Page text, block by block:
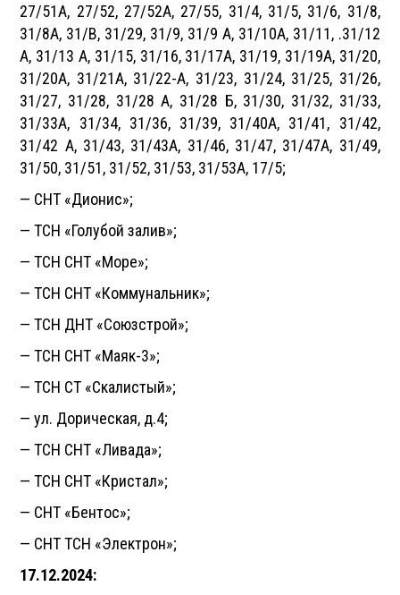
27/51А, 27/52, 27/52А, 27/55, 31/4, 31/5, 31/6, 31/8,
31/8А, 31/В, 31/29, 31/9, 31/9 А, 31/10А, 31/11, .31/12
А, 31/13 А, 31/15, 31/16, 31/17А, 31/19, 31/19А, 31/20,
31/20А, 31/21А, 31/22-А, 31/23, 31/24, 31/25, 31/26,
31/27, 31/28, 31/28 А, 31/28 Б, 31/30, 31/32, 31/33,
31/33А, 31/34, 31/36, 31/39, 31/40А, 31/41, 31/42,
31/42 А, 31/43, 31/43А, 31/46, 31/47, 31/47А, 31/49,
31/50, 31/51, 31/52, 31/53, 31/53А, 17/5;
— СНТ «Дионис»;
— ТСН «Голубой залив»;
— ТСН СНТ «Море»;
— ТСН СНТ «Коммунальник»;
— ТСН ДНТ «Союзстрой»;
— ТСН СНТ «Маяк-3»;
— ТСН СТ «Скалистый»;
— ул. Дорическая, д.4;
— ТСН СНТ «Ливада»;
— ТСН СНТ «Кристал»;
— СНТ «Бентос»;
— СНТ ТСН «Электрон»;
17.12.2024: